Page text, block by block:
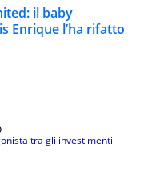
il baby
Enrique l’ha rifatto
tra gli investimenti